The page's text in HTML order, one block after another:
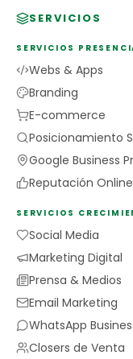
SERVICIOS
SERVICIOS
Webs & Apps
Branding
E-commerce
Posicionamiento
Google Business
Reputación
SERVICIOS
Social Media
Marketing Digital
Prensa & Medios
Email Marketing
WhatsApp
Closers de Venta